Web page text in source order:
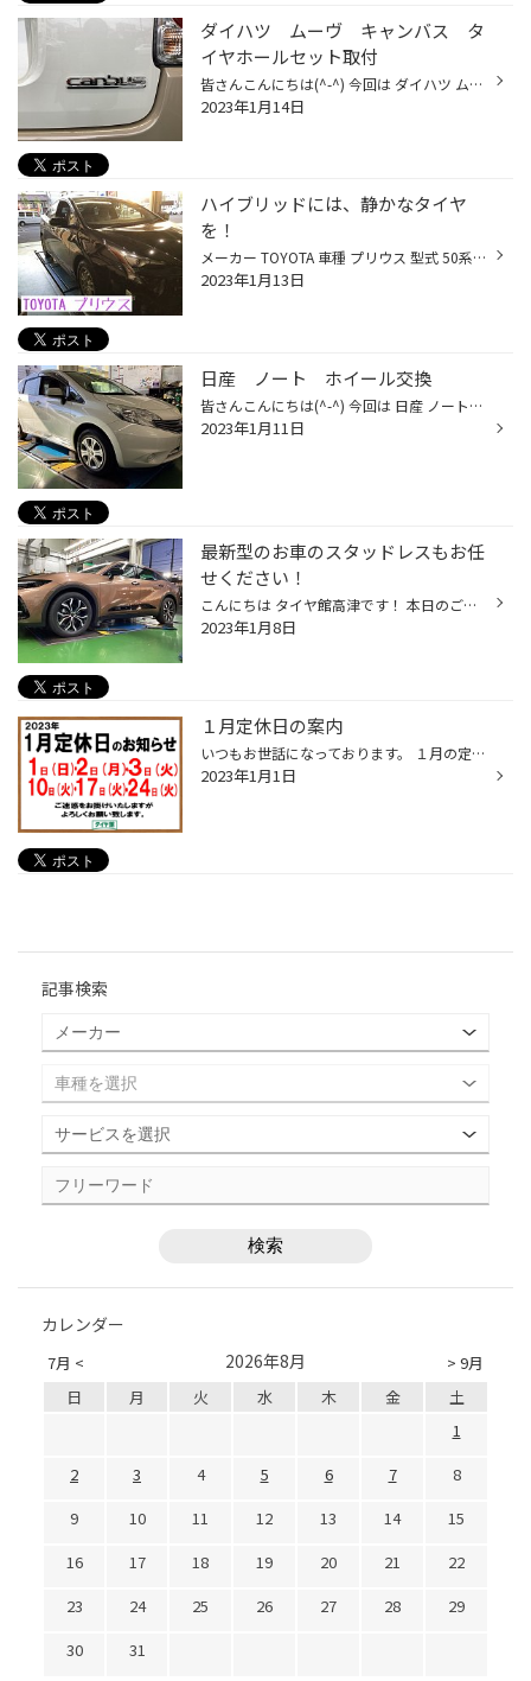
ダイハツ ムーヴ キャンバス タ
イヤホールセット取付
皆さんこんにちは(^-^) 今回は ダイハツ ムーヴ キャンバスに タイヤ＆ホイールセットを取り付けました(^o^)／ 交換前は純正のスチールホイール 取り付けたのは LaLa Palm CUP（ララパーム カップ） サイズ：14X4.5 4-100 +45 カラー：パールホワイト＆リムポリッシュ（PW/リムP） タイヤは エコピ...
2023年1月14日
ハイブリッドには、静かなタイヤ
を！
メーカー TOYOTA 車種 プリウス 型式 50系 こんにちは！ タイヤ館 高津です。 タイヤ交換しただけで、乗り心地ってかわるの？？ もちろん、変わります。 ※個人差やお車の足廻り形状によって、異なる場合があります。 ハイブリッドだとより静かな性能を引き出すことができます。 今回もREGNO GR-XⅡを...
2023年1月13日
日産 ノート ホイール交換
皆さんこんにちは(^-^) 今回は 日産 ノート（E12系）のホイール交換しました！ 交換前は純正のスチールホイール 今回装着したのは Weds RIZLEY VS （ウェッズ ライツレーVS） サイズ：14X5.5 4-100 +38 ホイールが変わると車のイメージが変わって愛着が増しますね(*´▽｀*) 皆さんも愛車のホイールを...
2023年1月11日
最新型のお車のスタッドレスもお任
せください！
こんにちは タイヤ館高津です！ 本日のご紹介は、新型クラウンのスタッドレスセット品のお取り付けです。 クラウンは、クロスオーバーの形で2022年9月に発売されました。 私たちも、実物は初めて見ました。 今回のクラウンからは、ホイールが特殊なタイプになります。 なんと、欧州車と同じように取...
2023年1月8日
１月定休日の案内
いつもお世話になっております。 １月の定休日の案内になります。 年明けは１月４日からの営業となりますのでご注意ください。 ご不便をお掛けしますが、よろしくお願い致します。
2023年1月1日
記事検索
カレンダー
7月 < > 9月
2026年8月
日 月 火 水 木 金
土
1
2
3 4 5 6 7
8
9
10 11 12 13 14
15
16
17 18 19 20 21
22
23
24 25 26 27 28
29
30
31